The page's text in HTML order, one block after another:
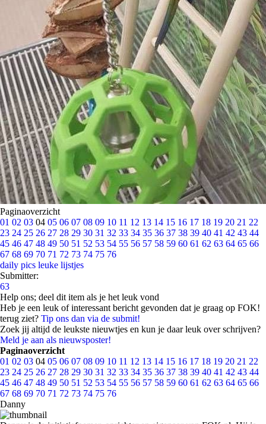
Paginaoverzicht
01 02 03 04 05 06 07 08 09 10 11 12 13 14 15 16 17 18 19 20 21 22
23 24 25 26 27 28 29 30 31 32 33 34 35 36 37 38 39 40 41 42 43 44
45 46 47 48 49 50 51 52 53 54 55 56 57 58 59 60 61 62 63 64 65 66
67 68 69 70 71 72 73 74 75 76
daily pics leuke lijstjes
Submitter:
63
Help ons; deel dit item als je het leuk vond
Heb je een leuk of interessant bericht gevonden dat je graag op FOK!
terug ziet? Tip ons dan via de submit!
Zoek jij altijd de leukste nieuwtjes en kun je daar leuk over schrijven?
Meld je aan als nieuwsposter!
Paginaoverzicht
01 02 03 04 05 06 07 08 09 10 11 12 13 14 15 16 17 18 19 20 21 22
23 24 25 26 27 28 29 30 31 32 33 34 35 36 37 38 39 40 41 42 43 44
45 46 47 48 49 50 51 52 53 54 55 56 57 58 59 60 61 62 63 64 65 66
67 68 69 70 71 72 73 74 75 76
Danny